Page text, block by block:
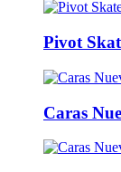
Pivot
Caras